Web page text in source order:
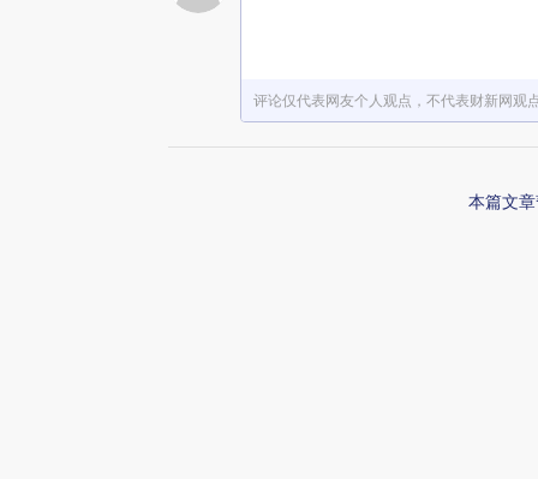
评论仅代表网友个人观点，不代表财新网观
本篇文